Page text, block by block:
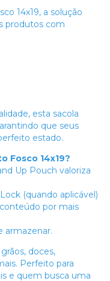
14x19, a solução
produtos com
esta sacola
que seus
estado.
Fosco 14x19?
Up Pouch valoriza
(quando aplicável)
por mais
armazenar.
doces,
Perfeito para
e quem busca uma